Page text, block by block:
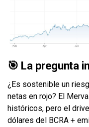
🎯 La pregunta
¿Es sostenible un
netas en rojo? El
históricos, pero el
dólares del BCRA +